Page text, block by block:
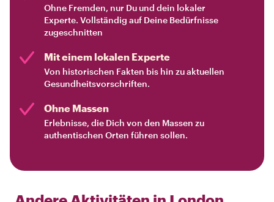
Ohne Fremden, nur Du und dein lokaler
Experte. Vollständig auf Deine Bedürfnisse
zugeschnitten
Mit einem lokalen Experte
Von historischen Fakten bis hin zu aktuellen
Gesundheitsvorschriften.
Ohne Massen
Erlebnisse, die Dich von den Massen zu
authentischen Orten führen sollen.